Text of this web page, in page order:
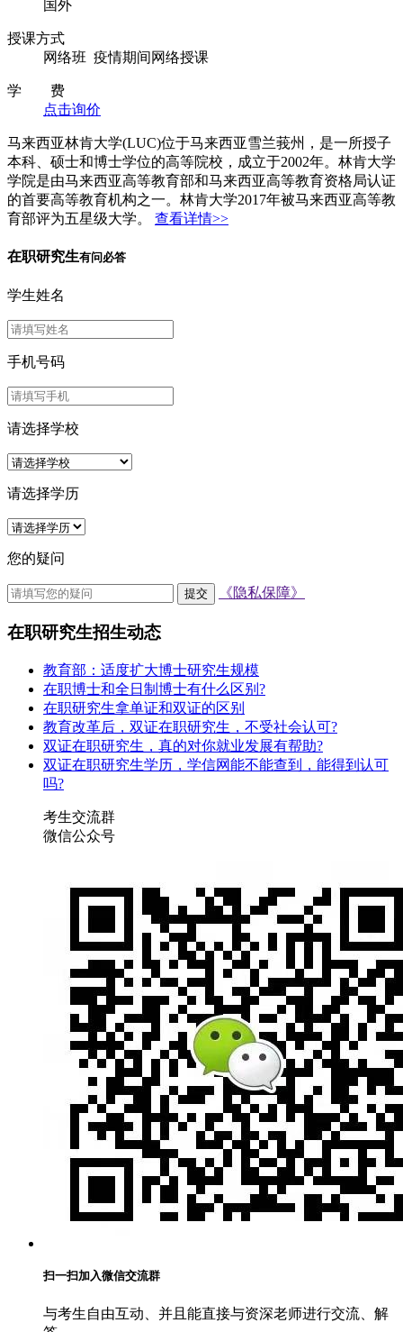
国外
授课方式
网络班 疫情期间网络授课
学 费
点击询价
马来西亚林肯大学(LUC)位于马来西亚雪兰莪州，是一所授子
本科、硕士和博士学位的高等院校，成立于2002年。林肯大学
学院是由马来西亚高等教育部和马来西亚高等教育资格局认证
的首要高等教育机构之一。林肯大学2017年被马来西亚高等教
育部评为五星级大学。 查看详情>>
在职研究生有问必答
学生姓名
手机号码
请选择学校
请选择学历
您的疑问
提交 《隐私保障》
在职研究生招生动态
教育部：适度扩大博士研究生规模
在职博士和全日制博士有什么区别?
在职研究生拿单证和双证的区别
教育改革后，双证在职研究生，不受社会认可?
双证在职研究生，真的对你就业发展有帮助?
双证在职研究生学历，学信网能不能查到，能得到认可
吗?
考生交流群
微信公众号
扫一扫加入微信交流群
与考生自由互动、并且能直接与资深老师进行交流、解